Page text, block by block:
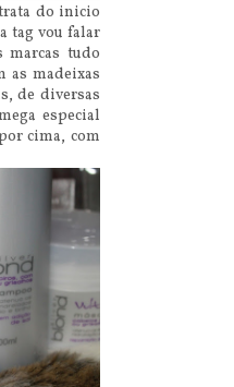
do inicio
tag vou falar
marcas tudo
as madeixas
de diversas
especial
cima, com